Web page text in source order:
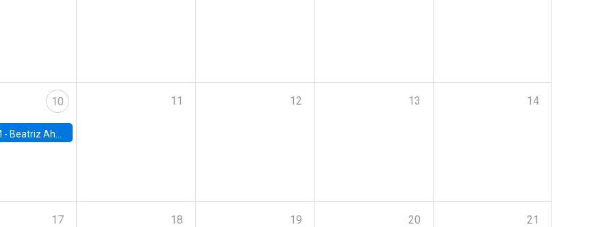
10
- Beatriz Ahumada, PhD candidate, Universidad de Pittsburgh
11 12 13 14
17 18 19 20 21